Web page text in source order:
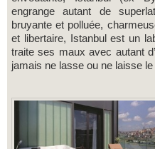
engrange autant de
bruyante et polluée,
et libertaire, Istanbul est un
traite ses maux avec autant
jamais ne lasse ou ne laisse